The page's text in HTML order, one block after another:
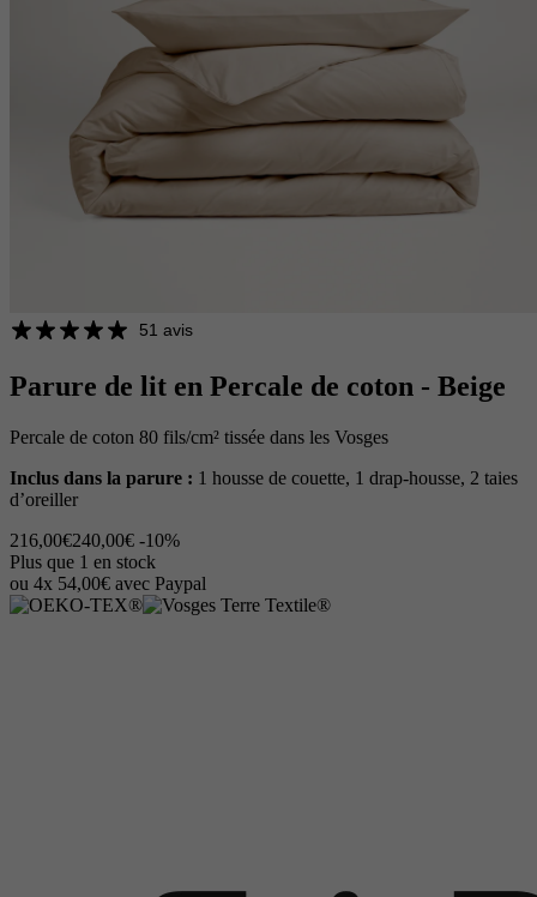
51 avis
Parure de lit en Percale de coton - Beige
Percale de coton 80 fils/cm² tissée dans les Vosges
Inclus dans la parure : 1 housse de couette, 1 drap-housse, 2 taies
d’oreiller
216,00€240,00€ -10%
Plus que 1 en stock
ou 4x 54,00€ avec Paypal